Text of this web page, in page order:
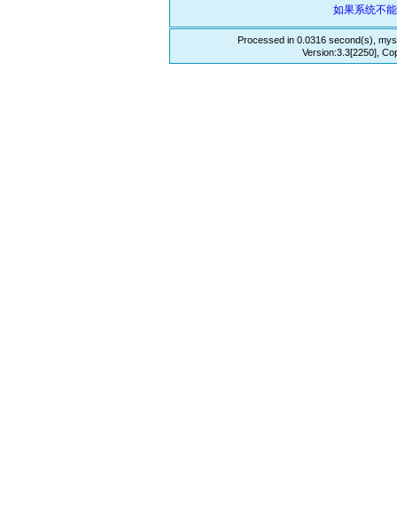
如果系统不
Processed in 0.0316 second(s),
Version:3.3[2250],